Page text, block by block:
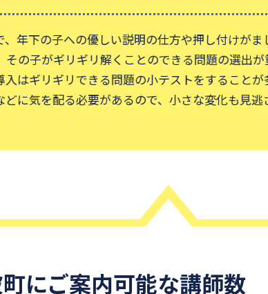
下の子への優しい説明の仕方や押し付けがまし
子がギリギリ解くことのできる問題の選出が重
ギリギリできる問題の小テストをすることが多
気を配る必要があるので、小さな変化も見逃さ
にご案内可能な講師数